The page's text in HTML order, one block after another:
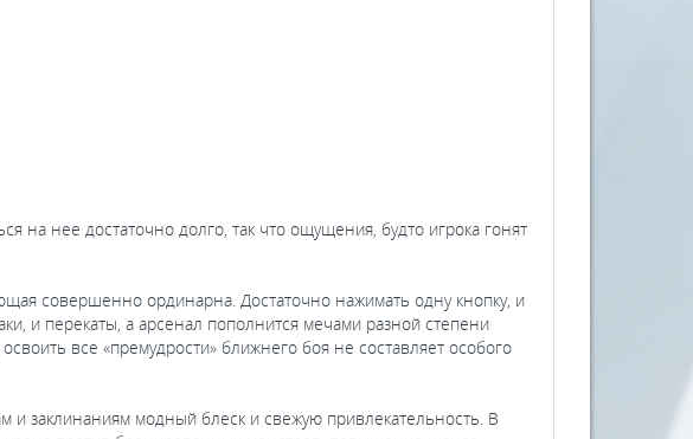
нее достаточно долго, так что ощущения, будто игрока гонят
совершенно ординарна. Достаточно нажимать одну кнопку, и
и перекаты, а арсенал пополнится мечами разной степени
все «премудрости» ближнего боя не составляет особого
модный блеск и свежую привлекательность. В